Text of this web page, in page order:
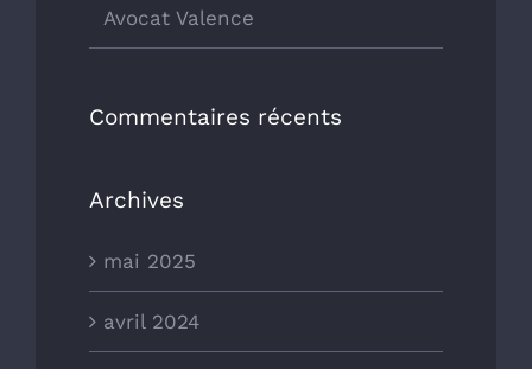
Avocat Valence
Commentaires récents
Archives
mai 2025
avril 2024